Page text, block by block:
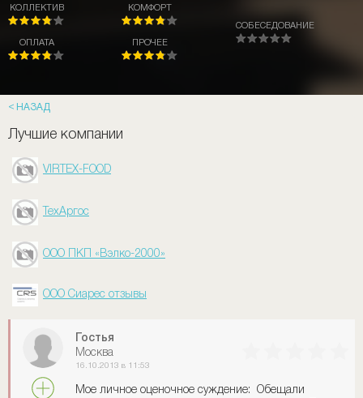
КОЛЛЕКТИВ
ОПЛАТА
КОМФОРТ
ПРОЧЕЕ
СОБЕСЕДОВАНИЕ
НАЗАД
Лучшие компании
VIRTEX-FOOD
ТехАргос
ООО ПКП «Вэлко-2000»
ООО Сиарес отзывы
Гостья
Москва
16.10.2013 в 11:53
Мое личное оценочное суждение: Обещали